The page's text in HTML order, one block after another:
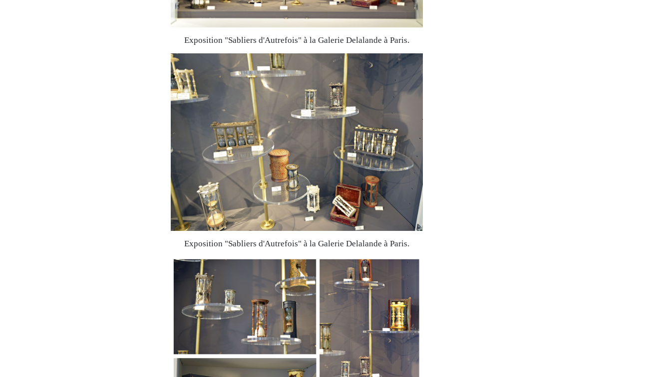
Exposition "Sabliers d'Autrefois" à la Galerie Delalande à Paris.
Exposition "Sabliers d'Autrefois" à la Galerie Delalande à Paris.